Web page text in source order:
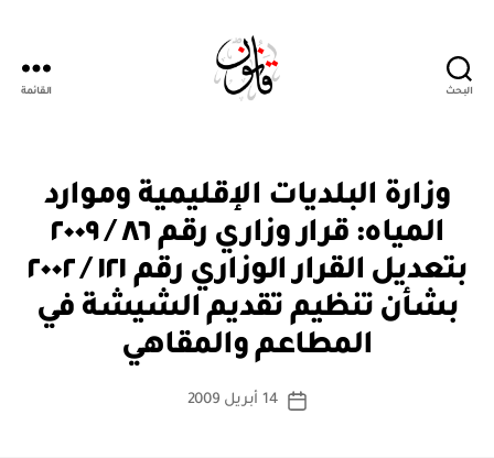
البحث القائمة
التصنيفات
زا
وزارة البلديات الإقليمية وموارد
المياه: قرار وزاري رقم ٨٦ / ٢٠٠٩
بتعديل القرار الوزاري رقم ١٢١ / ٢٠٠٢
بشأن تنظيم تقديم الشيشة في
المطاعم والمقاهي
كاتب
س
ة
تاريخ
14 أبريل 2009